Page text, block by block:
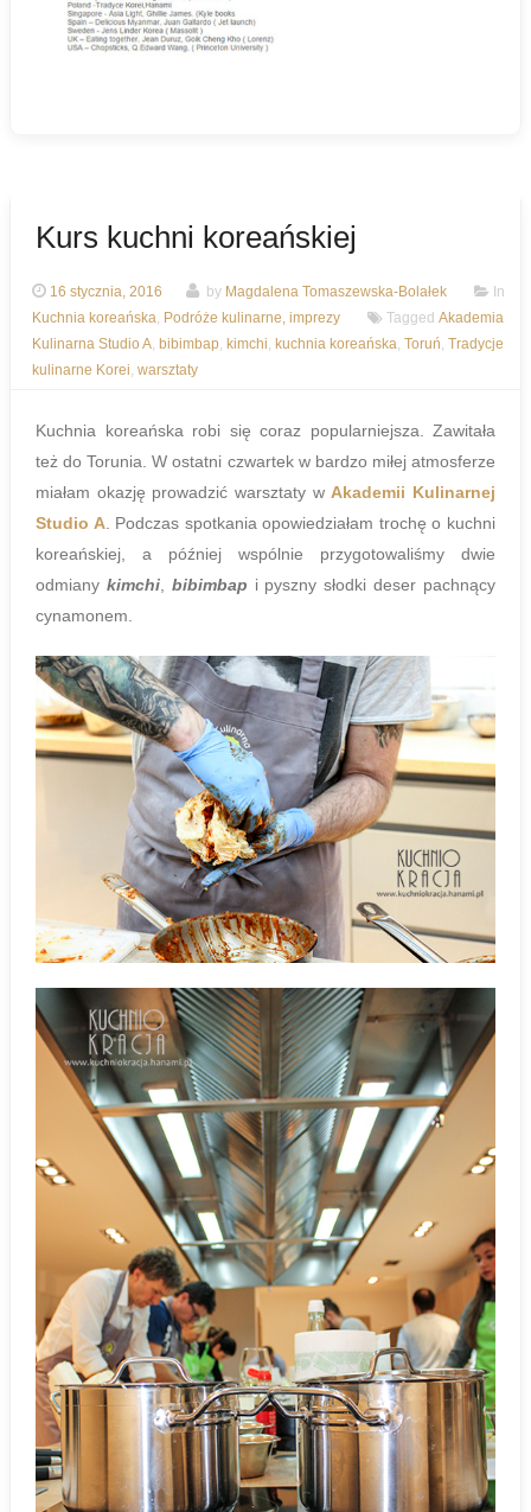
Kurs kuchni koreańskiej
16 stycznia, 2016 by Magdalena Tomaszewska-Bolałek
In
Kuchnia koreańska, Podróże kulinarne, imprezy Tagged Akademia
Kulinarna Studio A, bibimbap, kimchi, kuchnia koreańska, Toruń, Tradycje
kulinarne Korei, warsztaty
Kuchnia koreańska robi się coraz popularniejsza. Zawitała
też do Torunia. W ostatni czwartek w bardzo miłej atmosferze
miałam okazję prowadzić warsztaty w Akademii Kulinarnej
Studio A. Podczas spotkania opowiedziałam trochę o kuchni
koreańskiej, a później wspólnie przygotowaliśmy dwie
odmiany kimchi, bibimbap i pyszny słodki deser pachnący
cynamonem.